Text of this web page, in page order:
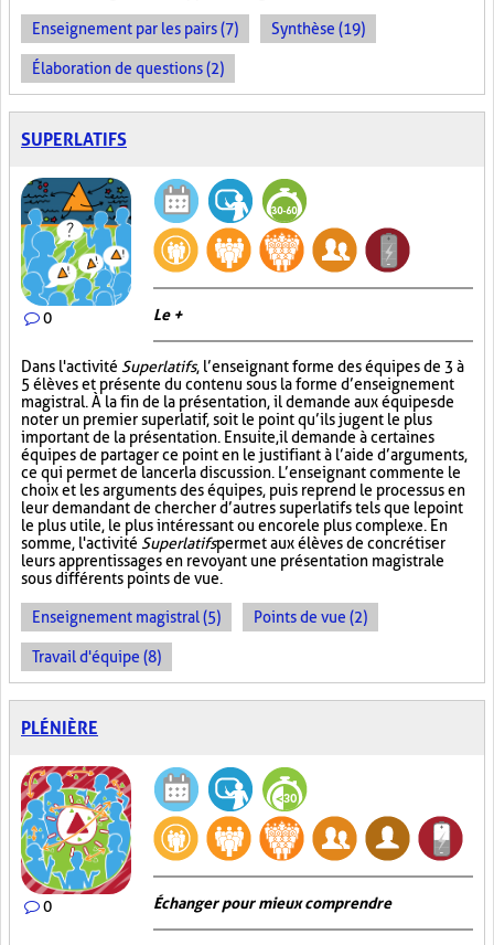
Enseignement par les pairs (7) Synthèse (19)
Élaboration de questions (2)
SUPERLATIFS
0 Le +
Dans l'activité Superlatifs, l’enseignant forme des équipes de 3 à
5 élèves et présente du contenu sous la forme d’enseignement
magistral. À la fin de la présentation, il demande aux équipes de
noter un premier superlatif, soit le point qu’ils jugent le plus
important de la présentation. Ensuite, il demande à certaines
équipes de partager ce point en le justifiant à l’aide d’arguments,
ce qui permet de lancer la discussion. L’enseignant commente le
choix et les arguments des équipes, puis reprend le processus en
leur demandant de chercher d’autres superlatifs tels que le point
le plus utile, le plus intéressant ou encore le plus complexe. En
somme, l'activité Superlatifspermet aux élèves de concrétiser
leurs apprentissages en revoyant une présentation magistrale
sous différents points de vue.
Enseignement magistral (5) Points de vue (2)
Travail d'équipe (8)
PLÉNIÈRE
0 Échanger pour mieux comprendre